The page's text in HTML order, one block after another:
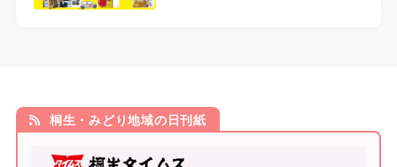
桐生・みどり地域の日刊紙